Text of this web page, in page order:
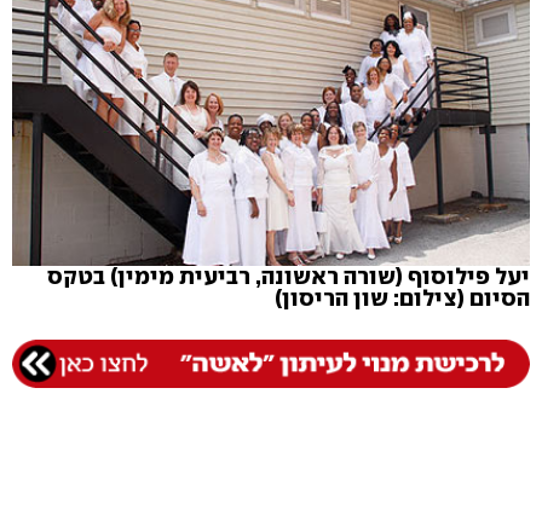
יעל פילוסוף (שורה ראשונה, רביעית מימין) בטקס
הסיום (צילום: שון הריסון)